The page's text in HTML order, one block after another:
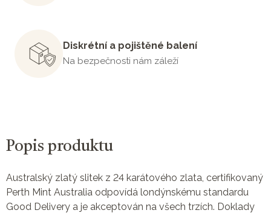
Diskrétní a pojištěné balení
Na bezpečnosti nám záleží
Popis produktu
Australský zlatý slitek z 24 karátového zlata, certifikovaný
Perth Mint Australia odpovídá londýnskému standardu
Good Delivery a je akceptován na všech trzích. Doklady